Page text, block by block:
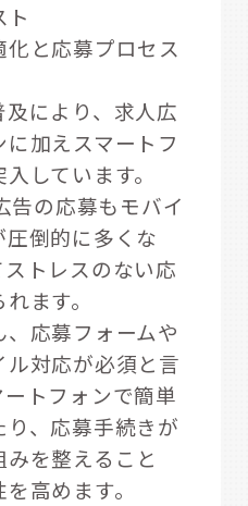
ト
と応募プロセス
により、求人広
加えスマートフ
しています。
告の応募もモバイ
倒的に多くな
トレスのない応
ます。
応募フォームや
対応が必須と言
トフォンで簡単
、応募手続きが
を整えること
高めます。